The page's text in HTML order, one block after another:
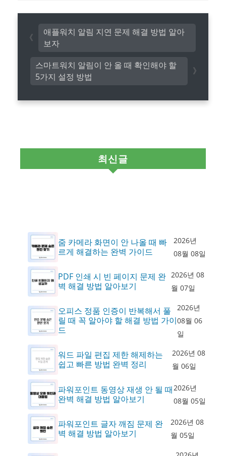
스마트워치 알림이 안 올 때 확인해야 할
5가지 설정 방법
애플워치 알림 지연 문제 해결 방법 알아
보자
최신글
줌 카메라 화면이 안 나올 때 빠
르게 해결하는 완벽 가이드
2026년
08월 08일
PDF 인쇄 시 빈 페이지 문제 완
벽 해결 방법 알아보기
2026년 08
월 07일
오피스 정품 인증이 반복해서 풀
릴 때 꼭 알아야 할 해결 방법 가이
드
2026년
08월 06
일
워드 파일 편집 제한 해제하는
쉽고 빠른 방법 완벽 정리
2026년 08
월 06일
파워포인트 동영상 재생 안 될 때
완벽 해결 방법 알아보기
2026년
08월 05일
파워포인트 글자 깨짐 문제 완
벽 해결 방법 알아보기
2026년 08
월 05일